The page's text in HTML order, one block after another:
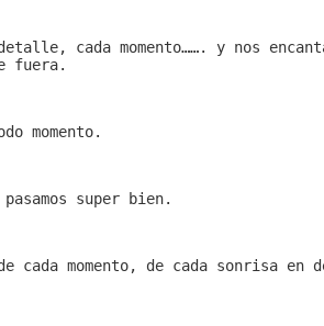
cada momento……. y nos
fuera.
momento.
super bien.
cada momento, de cada sonrisa